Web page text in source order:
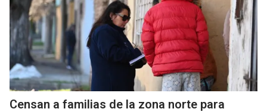
Censan a familias de la zona norte para